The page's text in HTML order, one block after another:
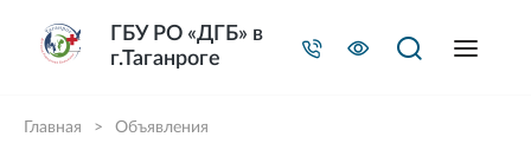
Главная > Объявления
ГБУ РО «ДГБ» в
г.Таганроге